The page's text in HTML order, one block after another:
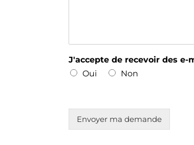
J'accepte de recevoir des
Oui
Non
Envoyer ma demande